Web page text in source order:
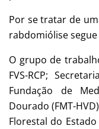
Por se tratar de
rabdomiólise
O grupo de
FVS-RCP;
Fundação de
Dourado (FMT-
Florestal do